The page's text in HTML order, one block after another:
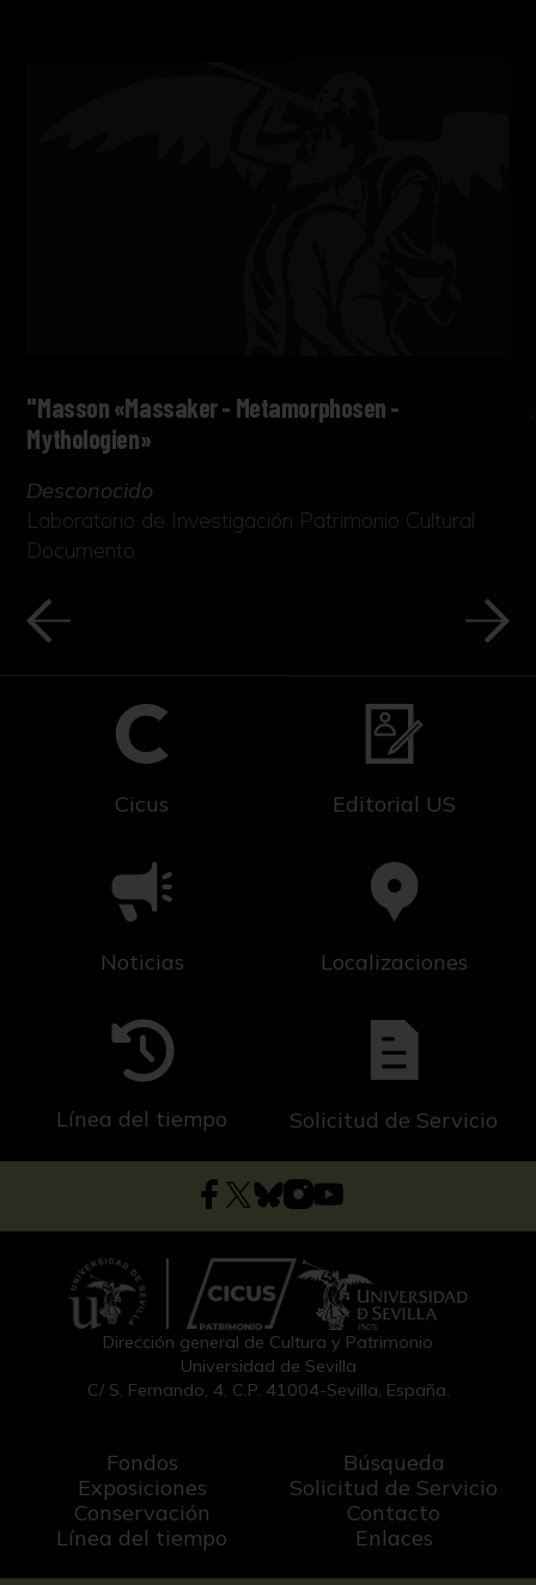
"Masson «Massaker - Metamorphosen -
Mythologien»
Desconocido
Laboratorio de Investigación Patrimonio Cultural
Documento
Cicus Editorial US
Noticias Localizaciones
Línea del tiempo Solicitud de Servicio
Dirección general de Cultura y Patrimonio
Universidad de Sevilla
C/ S. Fernando, 4, C.P. 41004-Sevilla, España.
Fondos
Exposiciones
Conservación
Línea del tiempo
Búsqueda
Solicitud de Servicio
Contacto
Enlaces